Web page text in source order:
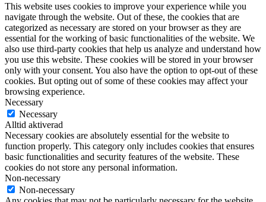
This website uses cookies to improve your experience while you
navigate through the website. Out of these, the cookies that are
categorized as necessary are stored on your browser as they are
essential for the working of basic functionalities of the website. We
also use third-party cookies that help us analyze and understand how
you use this website. These cookies will be stored in your browser
only with your consent. You also have the option to opt-out of these
cookies. But opting out of some of these cookies may affect your
browsing experience.
Necessary
Necessary
Alltid aktiverad
Necessary cookies are absolutely essential for the website to
function properly. This category only includes cookies that ensures
basic functionalities and security features of the website. These
cookies do not store any personal information.
Non-necessary
Non-necessary